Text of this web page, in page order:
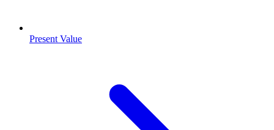
Present Value